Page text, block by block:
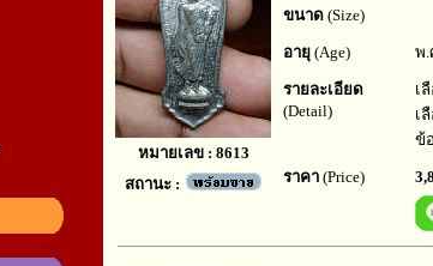
หมายเลข : 8613
สถานะ :
ขนาด (Size)
อายุ (Age) พ.
รายละเอียด
(Detail)
เ
เ
ข้
ราคา (Price)